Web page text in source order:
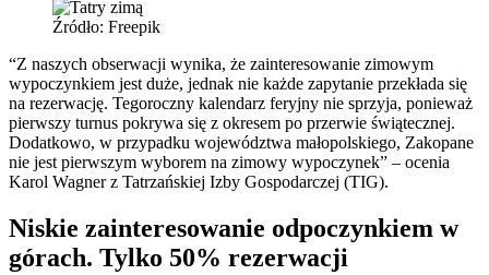
Źródło: Freepik
“Z naszych obserwacji wynika, że zainteresowanie zimowym
wypoczynkiem jest duże, jednak nie każde zapytanie przekłada się
na rezerwację. Tegoroczny kalendarz feryjny nie sprzyja, ponieważ
pierwszy turnus pokrywa się z okresem po przerwie świątecznej.
Dodatkowo, w przypadku województwa małopolskiego, Zakopane
nie jest pierwszym wyborem na zimowy wypoczynek” – ocenia
Karol Wagner z Tatrzańskiej Izby Gospodarczej (TIG).
Niskie zainteresowanie odpoczynkiem w
górach. Tylko 50% rezerwacji